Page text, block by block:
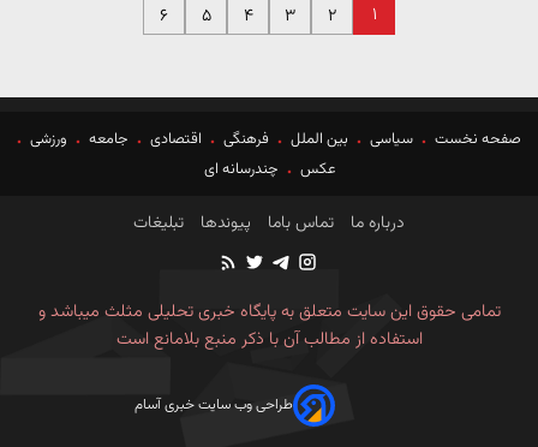
۱ ۲ ۳ ۴ ۵ ۶
صفحه نخست سیاسی بین الملل فرهنگی اقتصادی جامعه
ورزشی
عکس
چندرسانه ای
درباره ما تماس باما پیوندها تبلیغات
تمامی حقوق این سایت متعلق به پایگاه خبری تحلیلی مثلث میباشد و
استفاده از مطالب آن با ذکر منبع بلامانع است
طراحی وب سایت خبری آسام